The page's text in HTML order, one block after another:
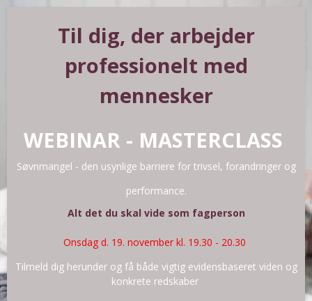
Til dig, der arbejder
professionelt med
mennesker
WEBINAR - MASTERCLASS
Søvnmangel - den usynlige barriere for trivsel, forandringer og
performance.
Alt det du skal vide som fagperson
Onsdag d. 19. november kl. 19.30 - 20.30
Tilmeld dig herunder og få både vigtig evidensbaseret viden og
konkrete redskaber